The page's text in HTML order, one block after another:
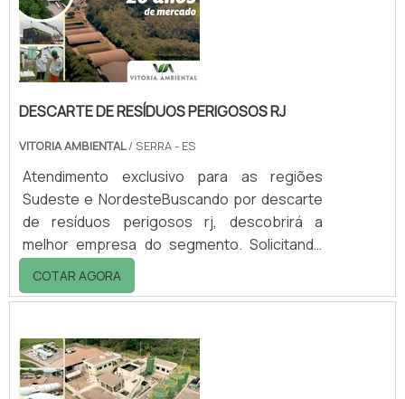
DESCARTE DE RESÍDUOS PERIGOSOS RJ
VITORIA AMBIENTAL/ SERRA - ES
Atendimento exclusivo para as regiões
Sudeste e NordesteBuscando por descarte
de resíduos perigosos rj, descobrirá a
melhor empresa do segmento. Solicitando
mais informações na vitrine que se chama
Soluções Industriais e conhecendo a melhor
mercado.DETALHES sOBRE DESCARTE DE
RESÍDUOS PERIGOSOS RJQuem precisa de
descarte de resíduos perigosos rj em uma
COTAR AGORA